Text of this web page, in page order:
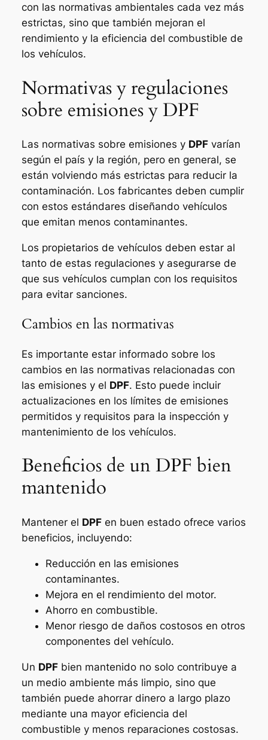
con las normativas ambientales cada vez más
estrictas, sino que también mejoran el
rendimiento y la eficiencia del combustible de
los vehículos.
Normativas y regulaciones
sobre emisiones y DPF
Las normativas sobre emisiones y DPFvarían
según el país y la región, pero en general, se
están volviendo más estrictas para reducir la
contaminación. Los fabricantes deben cumplir
con estos estándares diseñando vehículos
que emitan menos contaminantes.
Los propietarios de vehículos deben estar al
tanto de estas regulaciones y asegurarse de
que sus vehículos cumplan con los requisitos
para evitar sanciones.
Cambios en las normativas
Es importante estar informado sobre los
cambios en las normativas relacionadas con
las emisiones y el DPF. Esto puede incluir
actualizaciones en los límites de emisiones
permitidos y requisitos para la inspección y
mantenimiento de los vehículos.
Beneficios de un DPF bien
mantenido
Mantener el DPFen buen estado ofrece varios
beneficios, incluyendo:
Reducción en las emisiones
contaminantes.
Mejora en el rendimiento del motor.
Ahorro en combustible.
Menor riesgo de daños costosos en otros
componentes del vehículo.
Un DPFbien mantenido no solo contribuye a
un medio ambiente más limpio, sino que
también puede ahorrar dinero a largo plazo
mediante una mayor eficiencia del
combustible y menos reparaciones costosas.